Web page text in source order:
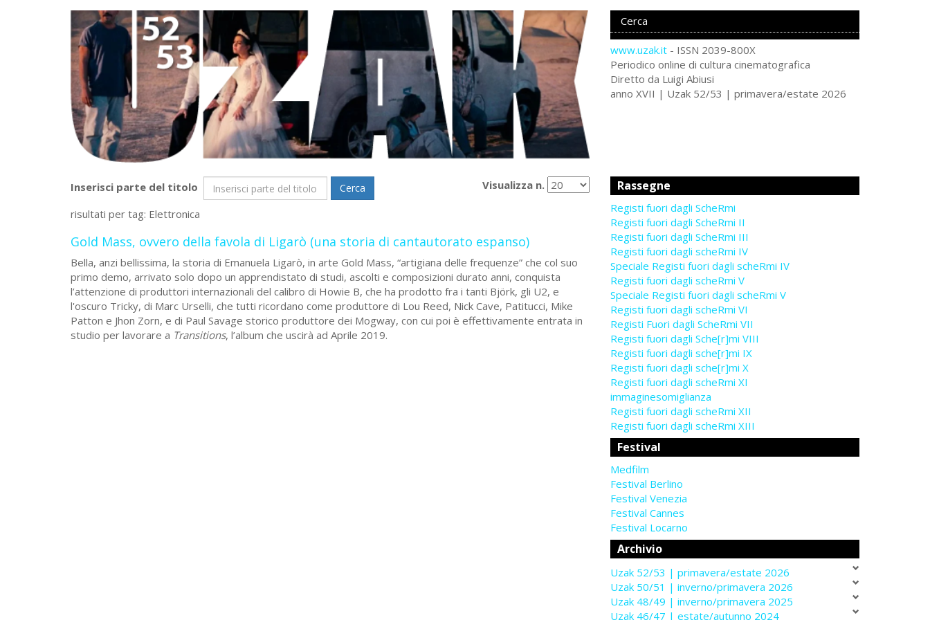
www.uzak.it - ISSN 2039-800X
Periodico online di cultura cinematografica
Diretto da Luigi Abiusi
anno XVII | Uzak 52/53 | primavera/estate 2026
Inserisci parte del titolo Cerca Visualizza n.
risultati per tag: Elettronica
Gold Mass, ovvero della favola di Ligarò (una storia di cantautorato espanso)
Bella, anzi bellissima, la storia di Emanuela Ligarò, in arte Gold Mass, “artigiana delle frequenze” che col suo
primo demo, arrivato solo dopo un apprendistato di studi, ascolti e composizioni durato anni, conquista
l’attenzione di produttori internazionali del calibro di Howie B, che ha prodotto fra i tanti Björk, gli U2, e
l'oscuro Tricky, di Marc Urselli, che tutti ricordano come produttore di Lou Reed, Nick Cave, Patitucci, Mike
Patton e Jhon Zorn, e di Paul Savage storico produttore dei Mogway, con cui poi è effettivamente entrata in
studio per lavorare a Transitions, l’album che uscirà ad Aprile 2019.
Rassegne
Registi fuori dagli ScheRmi
Registi fuori dagli ScheRmi II
Registi fuori dagli ScheRmi III
Registi fuori dagli scheRmi IV
Speciale Registi fuori dagli scheRmi IV
Registi fuori dagli scheRmi V
Speciale Registi fuori dagli scheRmi V
Registi fuori dagli scheRmi VI
Registi Fuori dagli ScheRmi VII
Registi fuori dagli Sche[r]mi VIII
Registi fuori dagli sche[r]mi IX
Registi fuori dagli sche[r]mi X
Registi fuori dagli scheRmi XI
immaginesomiglianza
Registi fuori dagli scheRmi XII
Registi fuori dagli scheRmi XIII
Festival
Medfilm
Festival Berlino
Festival Venezia
Festival Cannes
Festival Locarno
Archivio
Uzak 52/53 | primavera/estate 2026
Uzak 50/51 | inverno/primavera 2026
Uzak 48/49 | inverno/primavera 2025
Uzak 46/47 | estate/autunno 2024